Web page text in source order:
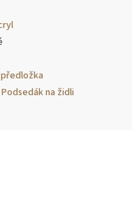
Podsedák na židli